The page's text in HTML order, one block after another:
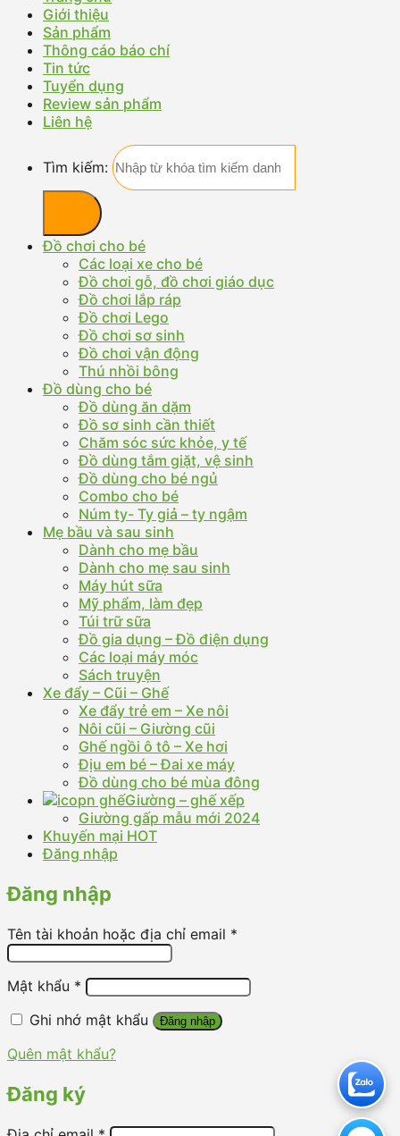
Giới thiệu
Sản phẩm
Thông cáo báo chí
Tin tức
Tuyển dụng
Review sản phẩm
Liên hệ
Tìm kiếm:
Đồ chơi cho bé
Các loại xe cho bé
Đồ chơi gỗ, đồ chơi giáo dục
Đồ chơi lắp ráp
Đồ chơi Lego
Đồ chơi sơ sinh
Đồ chơi vận động
Thú nhồi bông
Đồ dùng cho bé
Đồ dùng ăn dặm
Đồ sơ sinh cần thiết
Chăm sóc sức khỏe, y tế
Đồ dùng tắm giặt, vệ sinh
Đồ dùng cho bé ngủ
Combo cho bé
Núm ty- Ty giả – ty ngậm
Mẹ bầu và sau sinh
Dành cho mẹ bầu
Dành cho mẹ sau sinh
Máy hút sữa
Mỹ phẩm, làm đẹp
Túi trữ sữa
Đồ gia dụng – Đồ điện dụng
Các loại máy móc
Sách truyện
Xe đẩy – Cũi – Ghế
Xe đẩy trẻ em – Xe nôi
Nôi cũi – Giường cũi
Ghế ngồi ô tô – Xe hơi
Địu em bé – Đai xe máy
Đồ dùng cho bé mùa đông
Giường – ghế xếp
Giường gấp mẫu mới 2024
Khuyến mại HOT
Đăng nhập
Đăng nhập
Tên tài khoản hoặc địa chỉ email *
Mật khẩu *
Ghi nhớ mật khẩu
Đăng nhập
Quên mật khẩu?
Đăng ký